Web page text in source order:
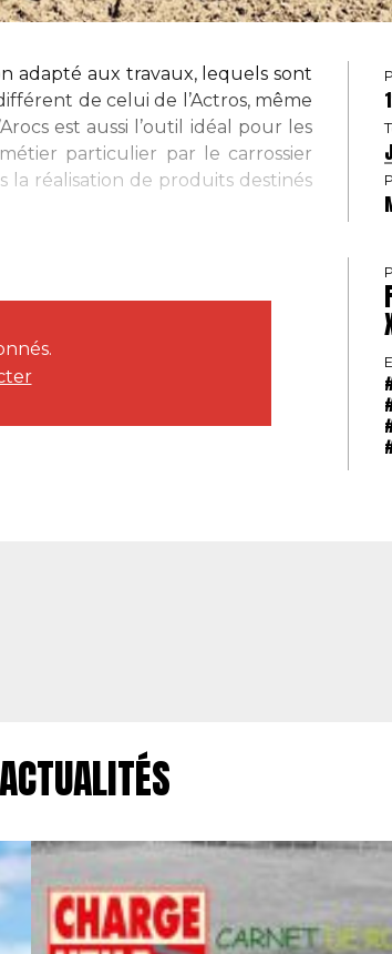
adapté aux travaux, lequels sont
de celui de l’Actros, même
est aussi l’outil idéal pour les
particulier par le carrossier
la réalisation de produits destinés
ACTUALITÉS